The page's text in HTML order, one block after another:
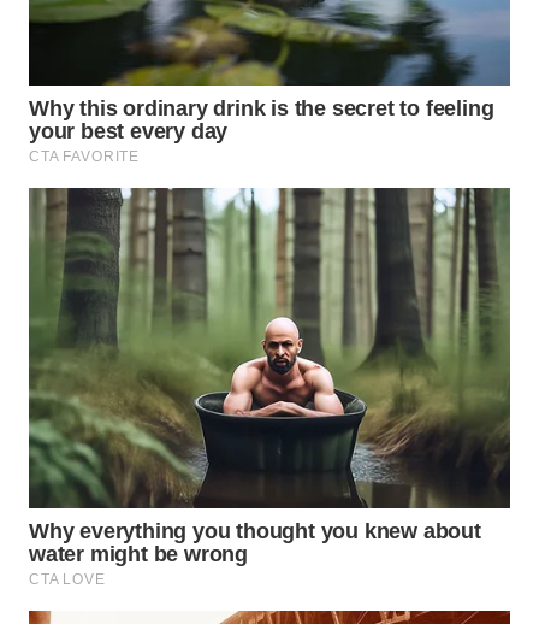
WN
WN
NATUNA
WN
BINTAN
WN
MANDALIKA
WN
LIKUPANG
WN
LABUANBAJO
WN
BORNEO